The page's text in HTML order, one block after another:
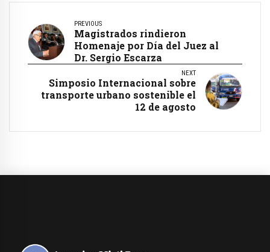
PREVIOUS
Magistrados rindieron
Homenaje por Día del Juez al
Dr. Sergio Escarza
NEXT
Simposio Internacional sobre
transporte urbano sostenible el
12 de agosto